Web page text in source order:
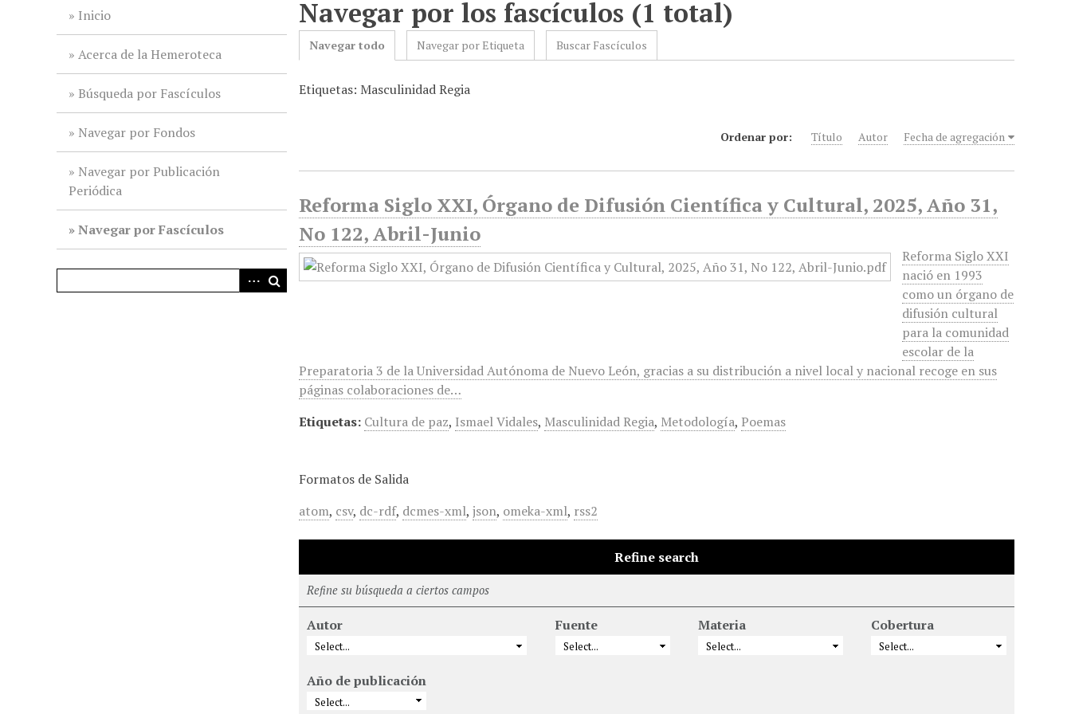
Inicio
Acerca de la Hemeroteca
Búsqueda por Fascículos
Navegar por Fondos
Navegar por Publicación
Periódica
Navegar por Fascículos
Navegar por los fascículos (1 total)
Navegar todo Navegar por Etiqueta Buscar Fascículos
Etiquetas: Masculinidad Regia
Ordenar por: Título Autor Fecha de agregación
Reforma Siglo XXI, Órgano de Difusión Científica y Cultural, 2025, Año 31,
No 122, Abril-Junio
Reforma Siglo XXI
nació en 1993
como un órgano de
difusión cultural
para la comunidad
escolar de la
Preparatoria 3 de la Universidad Autónoma de Nuevo León, gracias a su distribución a nivel local y nacional recoge en sus
páginas colaboraciones de…
Etiquetas: Cultura de paz, Ismael Vidales, Masculinidad Regia, Metodología, Poemas
Formatos de Salida
atom, csv, dc-rdf, dcmes-xml,json, omeka-xml, rss2
Refine search
Refine su búsqueda a ciertos campos
Autor Fuente Materia Cobertura
Año de publicación